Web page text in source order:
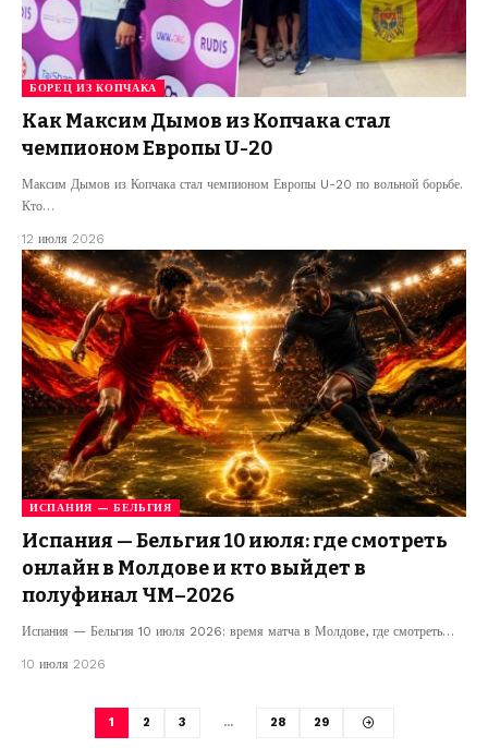
БОРЕЦ ИЗ КОПЧАКА
Как Максим Дымов из Копчака стал
чемпионом Европы U-20
Максим Дымов из Копчака стал чемпионом Европы U-20 по вольной борьбе.
Кто…
12 июля 2026
ИСПАНИЯ — БЕЛЬГИЯ
Испания — Бельгия 10 июля: где смотреть
онлайн в Молдове и кто выйдет в
полуфинал ЧМ–2026
Испания — Бельгия 10 июля 2026: время матча в Молдове, где смотреть…
10 июля 2026
1 2 3 … 28 29